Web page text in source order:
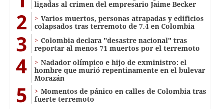
ligadas al crimen del empresario Jaime Becker
2
Varios muertos, personas atrapadas y edificios
colapsados tras terremoto de 7.4 en Colombia
3
Colombia declara "desastre nacional" tras
reportar al menos 71 muertos por el terremoto
4
Nadador olímpico e hijo de exministro: el
hombre que murió repentinamente en el bulevar
Morazán
5
Momentos de pánico en calles de Colombia tras
fuerte terremoto